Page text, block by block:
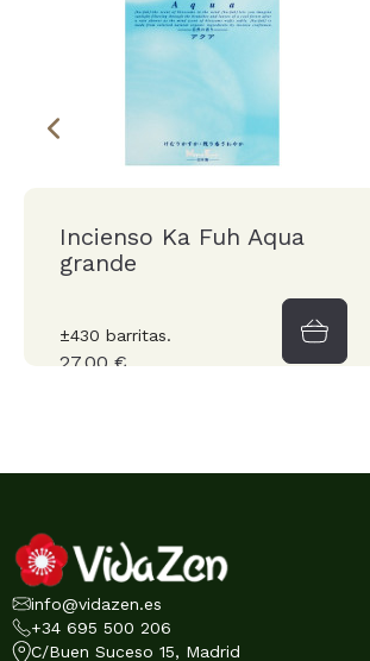
Incienso Ka Fuh Aqua
grande
±430 barritas.
27,00 €
info@vidazen.es
+34 695 500 206
C/Buen Suceso 15, Madrid